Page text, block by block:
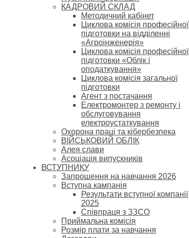
КАДРОВИЙ СКЛАД
Методичний кабінет
Циклова комісія професійної
підготовки на відділенні
«Агроінженерія»
Циклова комісія професійної
підготовки «Облік і
оподаткування»
Циклова комісія загальної
підготовки
Агент з постачання
Електромонтер з ремонту і
обслуговування
електроустаткування
Охорона праці та кібербезпека
ВІЙСЬКОВИЙ ОБЛІК
Алея слави
Асоціація випускників
ВСТУПНИКУ
Запрошення на навчання 2026
Вступна кампанія
Результати вступної компанії
2025
Співпраця з ЗЗСО
Приймальна комісія
Розмір плати за навчання